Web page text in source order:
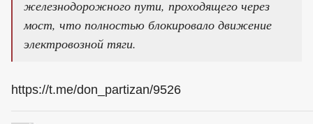
железнодорожного пути, проходящего через
мост, что полностью блокировало движение
электровозной тяги.
https://t.me/don_partizan/9526